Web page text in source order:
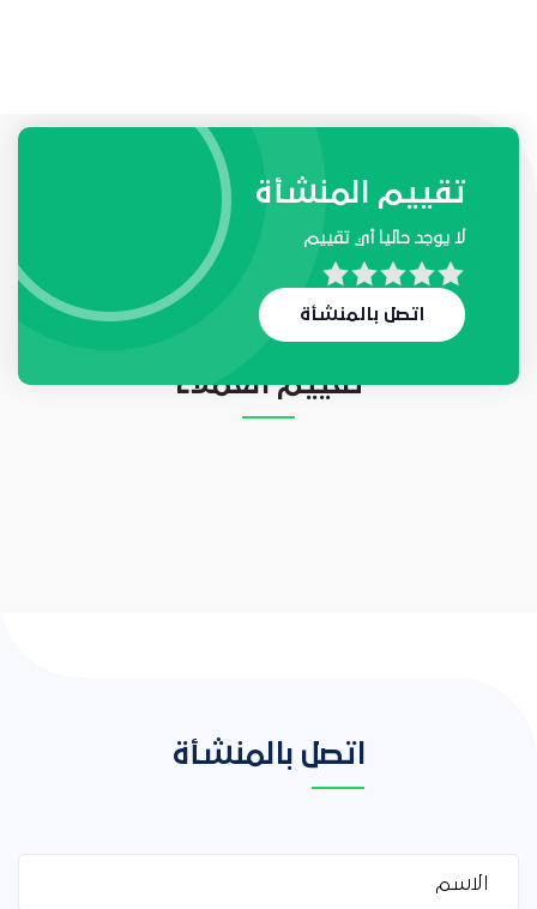
طلبات واحتياجات المنشأة
لا يوجد حاليا أي طلب
تقييم العملاء
تقييم المنشأة
لا يوجد حاليا أي تقييم
اتصل بالمنشأة
اتصل بالمنشأة